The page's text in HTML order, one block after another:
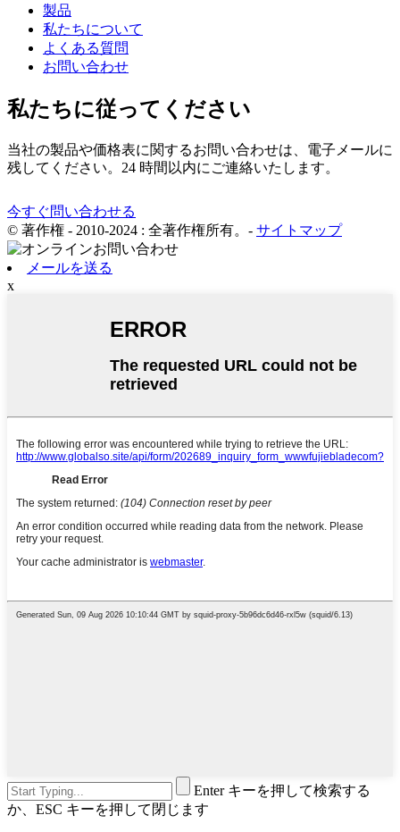
製品
私たちについて
よくある質問
お問い合わせ
私たちに従ってください
当社の製品や価格表に関するお問い合わせは、電子メールに
残してください。24 時間以内にご連絡いたします。
今すぐ問い合わせる
© 著作権 - 2010-2024 : 全著作権所有。 - サイトマップ
メールを送る
x
Enter キーを押して検索する
か、ESC キーを押して閉じます